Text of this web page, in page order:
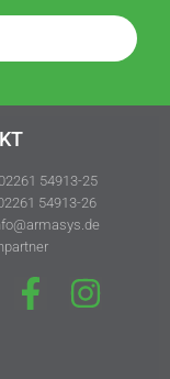
54913-25
54913-26